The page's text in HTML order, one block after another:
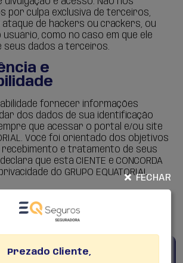
por culpa exclusiva de terceiros,
ataque de hackers ou crackers, ou
usuário, como no caso em que ele
dados a terceiros.
e
fornecer informações
dos dados de sua identificação
que acessar o portal e/ou site
Você foi orientado dos objetivos
recebimento e tratamento de seus
que está CIENTE e CONCORDA
do GRUPO EQUATORIAL.FECHAR
Prezado Cliente,